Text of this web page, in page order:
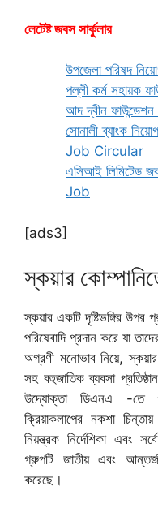
লেটেষ্ট জবস সার্কুলার
উপজেলা পরিষদ
পল্লী কর্ম সহায়ক
আদ দ্বীন
সোনালী ব্যাংক
Job Circular
এসিআই লিমিটেড
Job
[ads3]
স্কয়ার
স্কয়ার একটি দৃষ্টিভঙ্গির উপর
পরিষেবাদি প্রদান করে যা
অগ্রণী মনোভাব নিয়ে,
সহ বহুজাতিক ব্যবসা
উদ্যোক্তা ডিএনএ -তে
ক্রিয়াকলাপের নকশা
নিয়ন্ত্রক নির্দেশিকা এবং
গ্রুপটি জাতীয় এবং
করেছে।